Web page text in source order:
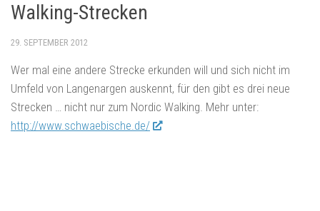
Walking-Strecken
29. SEPTEMBER 2012
Wer mal eine andere Strecke erkunden will und sich nicht im
Umfeld von Langenargen auskennt, für den gibt es drei neue
Strecken … nicht nur zum Nordic Walking. Mehr unter:
http://www.schwaebische.de/